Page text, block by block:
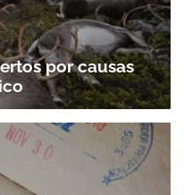
por causas